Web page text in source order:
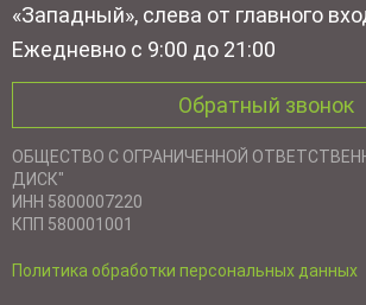
«Западный», слева от главного
Ежедневно с 9:00 до 21:00
Обратный звонок
ОБЩЕСТВО С ОГРАНИЧЕННОЙ
ДИСК"
ИНН 5800007220
КПП 580001001
Политика обработки персональных данных